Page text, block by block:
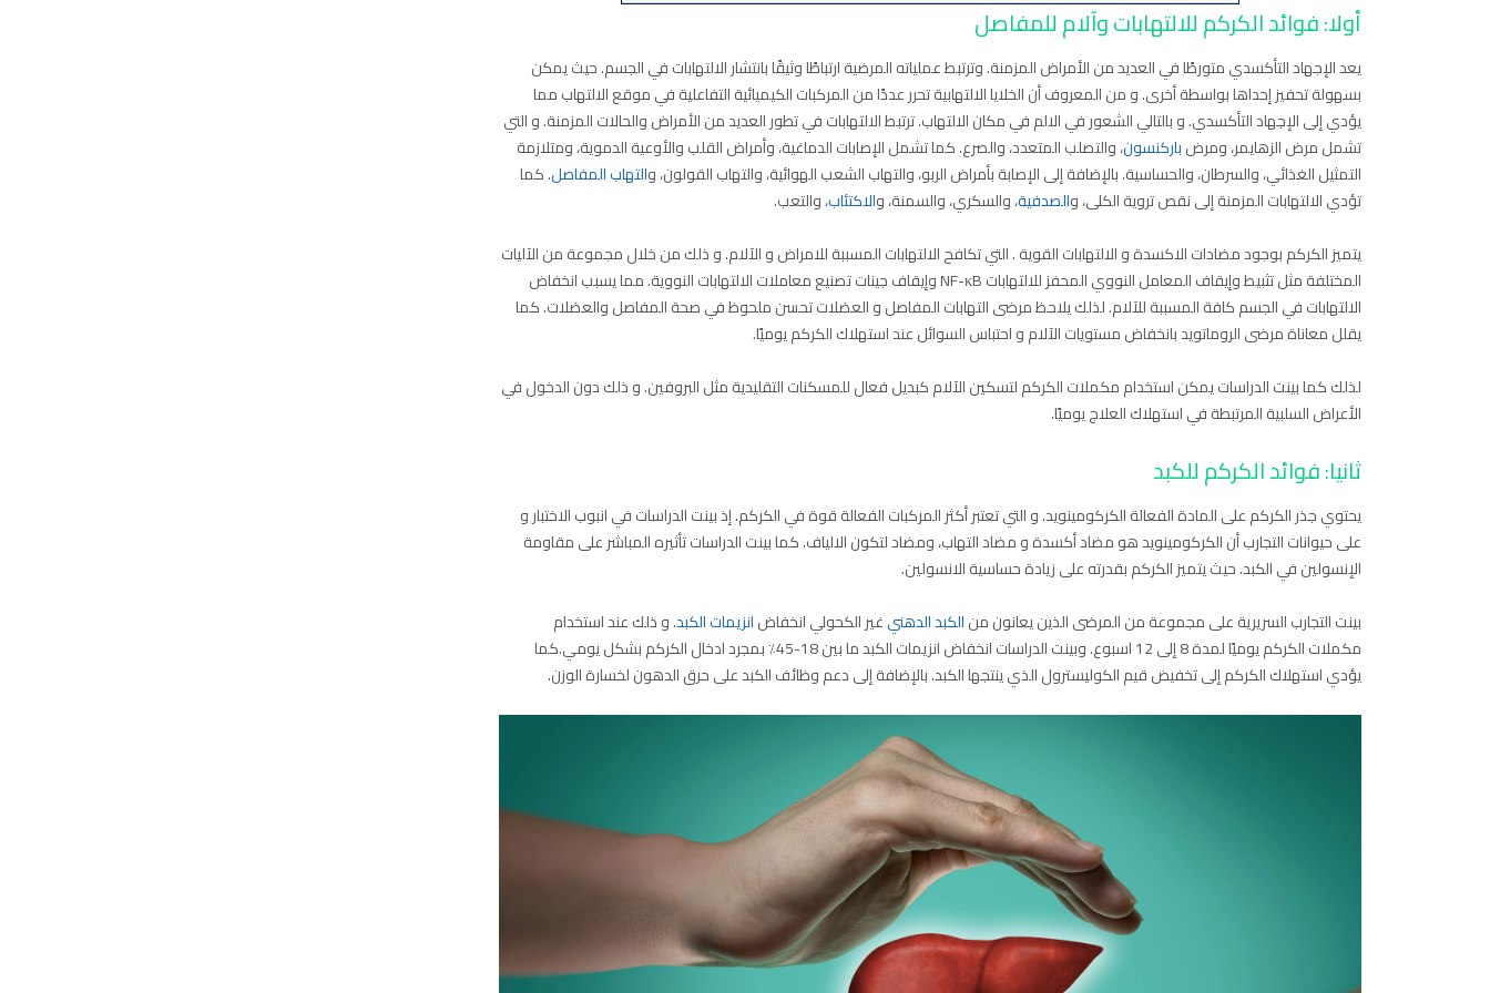
أولا: فوائد الكركم للالتهابات وآلام للمفاصل
يعد الإجهاد التأكسدي متورطًا في العديد من الأمراض المزمنة. وترتبط عملياته المرضية ارتباطًا وثيقًا بانتشار الالتهابات في الجسم. حيث يمكن
بسهولة تحفيز إحداها بواسطة أخرى. و من المعروف أن الخلايا الالتهابية تحرر عددًا من المركبات الكيميائية التفاعلية في موقع الالتهاب مما
يؤدي إلى الإجهاد التأكسدي. و بالتالي الشعور في الالم في مكان الالتهاب. ترتبط الالتهابات في تطور العديد من الأمراض والحالات المزمنة. و التي
تشمل مرض الزهايمر، ومرضباركنسون، والتصلب المتعدد، والصرع. كما تشمل الإصابات الدماغية، وأمراض القلب والأوعية الدموية، ومتلازمة
التمثيل الغذائي، والسرطان، والحساسية. بالإضافة إلى الإصابة بأمراض الربو، والتهاب الشعب الهوائية، والتهاب القولون، والتهاب المفاصل. كما
تؤدي الالتهابات المزمنة إلى نقص تروية الكلى، والصدفية، والسكري، والسمنة، والاكتئاب، والتعب.
يتميز الكركم بوجود مضادات الاكسدة و الالتهابات القوية . التي تكافح الالتهابات المسببة للامراض و الآلام. و ذلك من خلال مجموعة من الآليات
المختلفة مثل تثبيط وإيقاف المعامل النووي المحفز للالتهابات NF-κB وإيقاف جينات تصنيع معاملات الالتهابات النووية. مما يسبب انخفاض
الالتهابات في الجسم كافة المسببة للآلام. لذلك يلاحظ مرضى التهابات المفاصل و العضلات تحسن ملحوظ في صحة المفاصل والعضلات. كما
يقلل معاناة مرضى الروماتويد بانخفاض مستويات الآلام و احتباس السوائل عند استهلاك الكركم يوميًا.
لذلك كما بينت الدراسات يمكن استخدام مكملات الكركم لتسكين الآلام كبديل فعال للمسكنات التقليدية مثل البروفين. و ذلك دون الدخول في
الأعراض السلبية المرتبطة في استهلاك العلاج يوميًا.
ثانيا: فوائد الكركم للكبد
يحتوي جذر الكركم على المادة الفعالة الكركومينويد. و التي تعتبر أكثر المركبات الفعالة قوة في الكركم. إذ بينت الدراسات في انبوب الاختبار و
على حيوانات التجارب أن الكركومينويد هو مضاد أكسدة و مضاد التهاب، ومضاد لتكون الالياف. كما بينت الدراسات تأثيره المباشر على مقاومة
الإنسولين في الكبد. حيث يتميز الكركم بقدرته على زيادة حساسية الانسولين.
بينت التجارب السريرية على مجموعة من المرضى الذين يعانون منالكبد الدهنيغير الكحولي انخفاضانزيمات الكبد. و ذلك عند استخدام
مكملات الكركم يوميًا لمدة 8 إلى 12 اسبوع. وبينت الدراسات انخفاض انزيمات الكبد ما بين 18-45٪ بمجرد ادخال الكركم بشكل يومي.كما
يؤدي استهلاك الكركم إلى تخفيض قيم الكوليسترول الذي ينتجها الكبد. بالإضافة إلى دعم وظائف الكبد على حرق الدهون لخسارة الوزن.